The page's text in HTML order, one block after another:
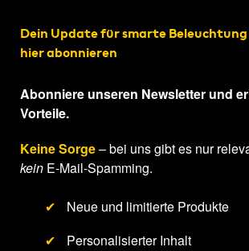
Dein Update für smarte
hier abonnieren
Abonniere unseren Newsletter und
Vorteile.
Keine Sorge– bei uns gibt es nur
kein E-Mail-Spamming.
✔
Neue und limitierte Produkte
✔
Personalisierter Inhalt